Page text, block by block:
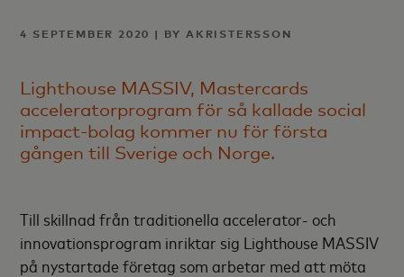
4 SEPTEMBER 2020 | BY AKRISTERSSON
Lighthouse MASSIV, Mastercards
acceleratorprogram för så kallade social
impact-bolag kommer nu för första
gången till Sverige och Norge.
Till skillnad från traditionella accelerator- och
innovationsprogram inriktar sig Lighthouse MASSIV
på nystartade företag som arbetar med att möta